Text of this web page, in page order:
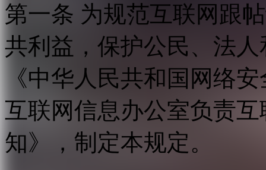
第一条 为规范互联网跟
共利益，保护公民、法
《中华人民共和国网络
互联网信息办公室负责
知》，制定本规定。